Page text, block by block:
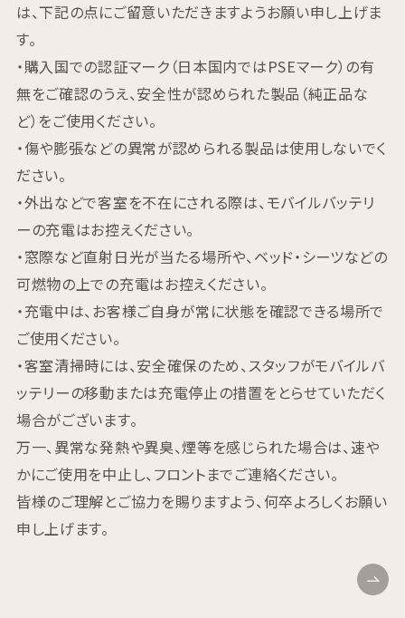
は、下記の点にご留意いただきますようお願い申し上げま
す。
・購入国での認証マーク（日本国内ではPSEマーク）の有
無をご確認のうえ、安全性が認められた製品（純正品な
ど）をご使用ください。
・傷や膨張などの異常が認められる製品は使用しないでく
ださい。
・外出などで客室を不在にされる際は、モバイルバッテリ
ーの充電はお控えください。
・窓際など直射日光が当たる場所や、ベッド・シーツなどの
可燃物の上での充電はお控えください。
・充電中は、お客様ご自身が常に状態を確認できる場所で
ご使用ください。
・客室清掃時には、安全確保のため、スタッフがモバイルバ
ッテリーの移動または充電停止の措置をとらせていただく
場合がございます。
万一、異常な発熱や異臭、煙等を感じられた場合は、速や
かにご使用を中止し、フロントまでご連絡ください。
皆様のご理解とご協力を賜りますよう、何卒よろしくお願い
申し上げます。